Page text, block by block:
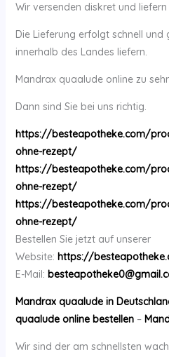
Wir versenden diskret und
Die Lieferung erfolgt schnell
innerhalb des Landes liefern.
Mandrax quaalude online zu
Dann sind Sie bei uns richtig.
https://besteapotheke.com/
ohne-rezept/
https://besteapotheke.com/
ohne-rezept/
https://besteapotheke.com/
ohne-rezept/
Bestellen Sie jetzt auf unserer
Website: https://
E-Mail:
Mandrax quaalude in
quaalude online bestellen–
Wir sind der am schnellsten